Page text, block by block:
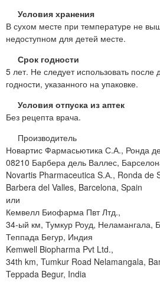
Условия хранения
В сухом месте при температуре не
недоступном для детей месте.
Срок годности
5 лет. Не следует использовать после
годности, указанного на упаковке.
Условия отпуска из аптек
Без рецепта врача.
Производитель
Новартис Фармасьютика С.А., Ронда
08210 Барбера дель Валлес,
Novartis Pharmaceutica S.А., Ronda de
Barbera del Valles, Barcelona, Spain
или
Кемвелл Биофарма Пвт Лтд.,
34-ый км, Тумкур Роуд, Неламангала,
Теппада Бегур, Индия
Kemwell Biopharma Pvt Ltd.,
34th km, Tumkur Road Nelamangala,
Teppada Begur, India